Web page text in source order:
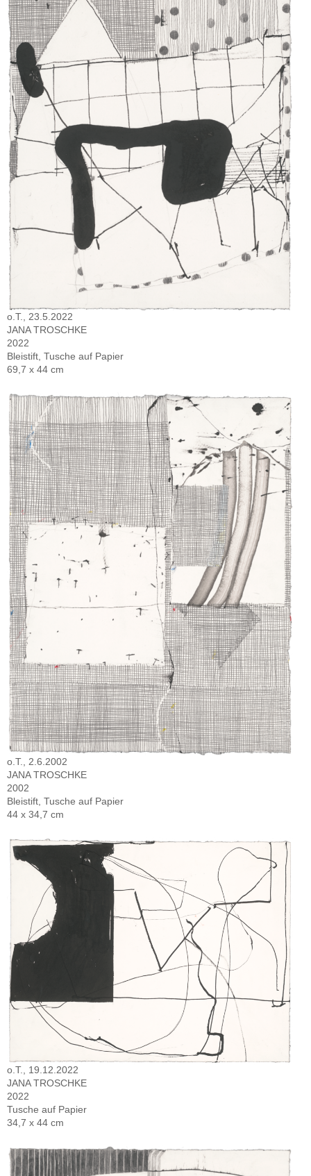
o.T., 23.5.2022
JANA TROSCHKE
2022
Bleistift, Tusche auf Papier
69,7 x 44 cm
o.T., 2.6.2002
JANA TROSCHKE
2002
Bleistift, Tusche auf Papier
44 x 34,7 cm
o.T., 19.12.2022
JANA TROSCHKE
2022
Tusche auf Papier
34,7 x 44 cm